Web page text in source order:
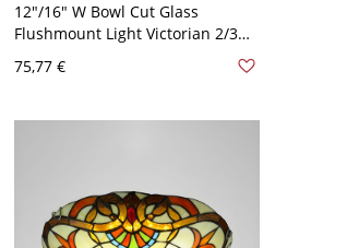
12"/16" W Bowl Cut Glass
Flushmount Light Victorian 2/3
Heads White/Blue Finish Mosaic
Patterned Flush Mount Lighting -
75,77 €